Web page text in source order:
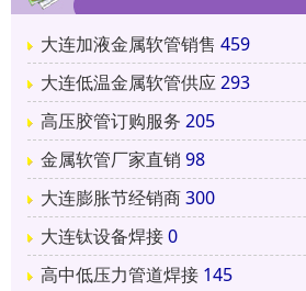
大连加液金属软管销售 459
大连低温金属软管供应293
高压胶管订购服务 205
金属软管厂家直销 98
大连膨胀节经销商300
大连钛设备焊接0
高中低压力管道焊接 145